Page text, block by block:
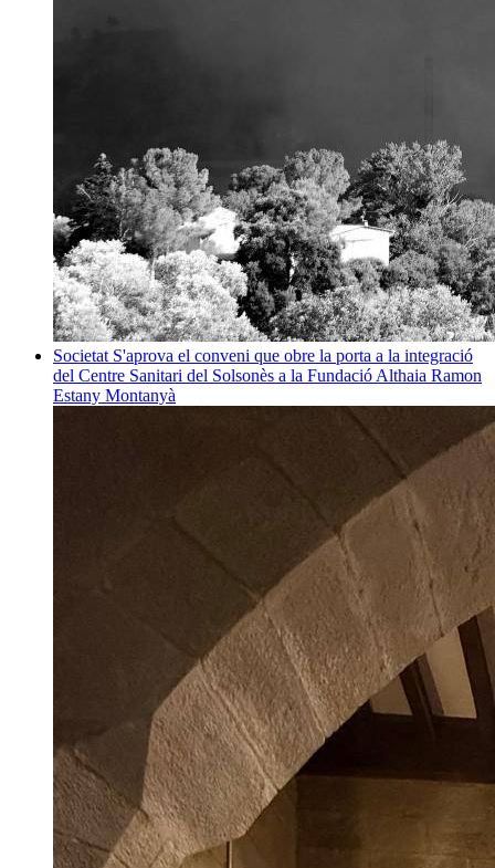
Societat S'aprova el conveni que obre la porta a la integració
del Centre Sanitari del Solsonès a la Fundació Althaia Ramon
Estany Montanyà